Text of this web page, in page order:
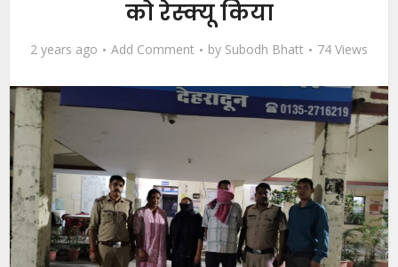
को रेस्क्यू किया
2 years ago Add Comment by Subodh Bhatt 74 Views